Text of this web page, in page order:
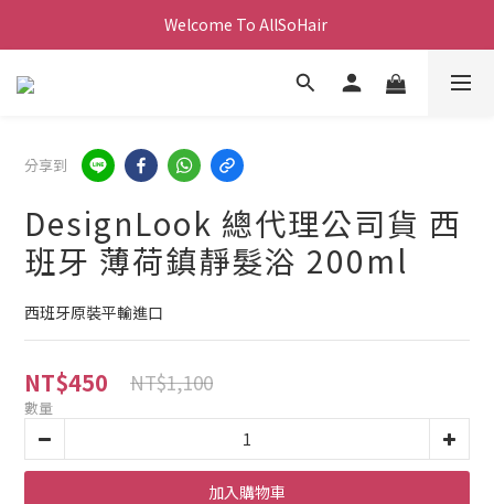
Welcome To AllSoHair
分享到
DesignLook 總代理公司貨 西
班牙 薄荷鎮靜髮浴 200ml
西班牙原裝平輸進口
NT$450 NT$1,100
數量
加入購物車